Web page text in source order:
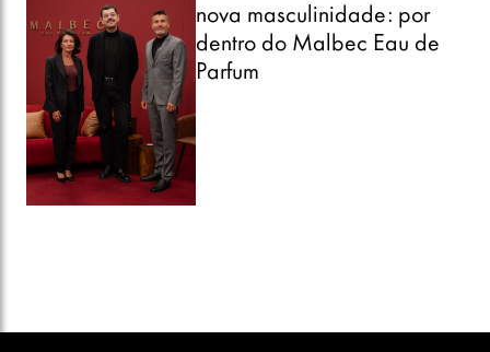
nova masculinidade: por
dentro do Malbec Eau de
Parfum